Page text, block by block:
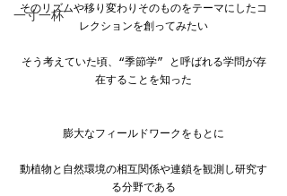
一寸一杯
そのリズムや移り変わりそのものをテーマにしたコ
レクションを創ってみたい
そう考えていた頃、“季節学” と呼ばれる学問が存
在することを知った
膨大なフィールドワークをもとに
動植物と自然環境の相互関係や連鎖を観測し研究す
る分野である